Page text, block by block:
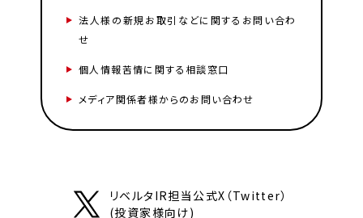
法人様の新規お取引などに関するお問い合わ
せ
個人情報苦情に関する相談窓口
メディア関係者様からのお問い合わせ
リベルタIR担当公式X（Twitter）
(投資家様向け)